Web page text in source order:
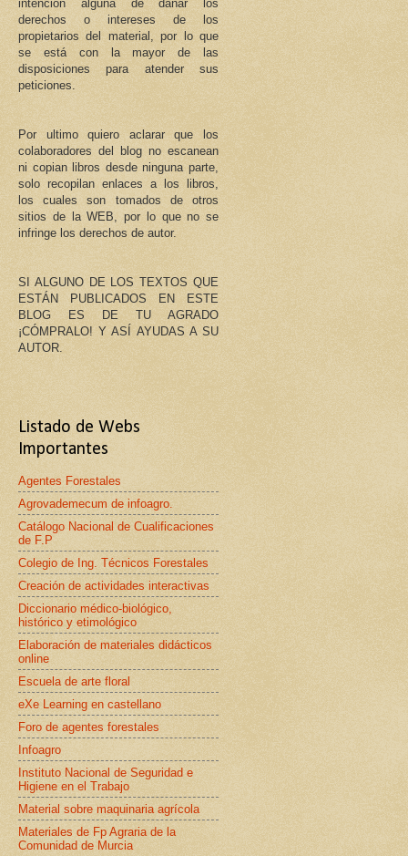
intención alguna de dañar los
derechos o intereses de los
propietarios del material, por lo que
se está con la mayor de las
disposiciones para atender sus
peticiones.
Por ultimo quiero aclarar que los
colaboradores del blog no escanean
ni copian libros desde ninguna parte,
solo recopilan enlaces a los libros,
los cuales son tomados de otros
sitios de la WEB, por lo que no se
infringe los derechos de autor.
SI ALGUNO DE LOS TEXTOS QUE
ESTÁN PUBLICADOS EN ESTE
BLOG ES DE TU AGRADO
¡CÓMPRALO! Y ASÍ AYUDAS A SU
AUTOR.
Listado de Webs
Importantes
Agentes Forestales
Agrovademecum de infoagro.
Catálogo Nacional de Cualificaciones
de F.P
Colegio de Ing. Técnicos Forestales
Creación de actividades interactivas
Diccionario médico-biológico,
histórico y etimológico
Elaboración de materiales didácticos
online
Escuela de arte floral
eXe Learning en castellano
Foro de agentes forestales
Infoagro
Instituto Nacional de Seguridad e
Higiene en el Trabajo
Material sobre maquinaria agrícola
Materiales de Fp Agraria de la
Comunidad de Murcia